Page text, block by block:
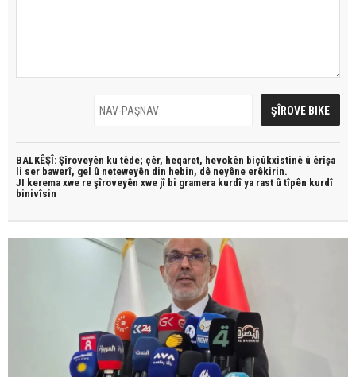
BALKÊŞÎ: Şîroveyên ku têde; çêr, heqaret, hevokên biçûkxistinê û êrîşa
li ser bawerî, gel û neteweyên din hebin, dê neyêne erêkirin.
JI kerema xwe re şîroveyên xwe jî bi gramera kurdî ya rast û tîpên kurdî
binivîsin